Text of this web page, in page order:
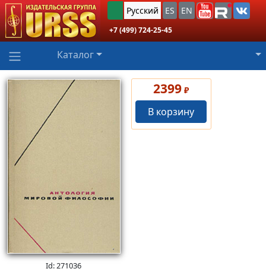
Русский ES EN
+7 (499) 724-25-45
Каталог
Id: 271036
2399 ₽
В корзину